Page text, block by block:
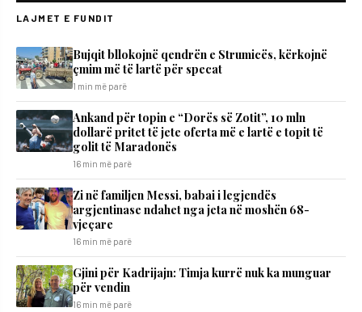
LAJMET E FUNDIT
Bujqit bllokojnë qendrën e Strumicës, kërkojnë
çmim më të lartë për specat
1 min më parë
Ankand për topin e “Dorës së Zotit”, 10 mln
dollarë pritet të jete oferta më e lartë e topit të
golit të Maradonës
16 min më parë
Zi në familjen Messi, babai i legjendës
argjentinase ndahet nga jeta në moshën 68-
vjeçare
16 min më parë
​Gjini për Kadrijajn: Timja kurrë nuk ka munguar
për vendin
16 min më parë